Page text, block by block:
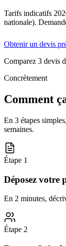
Tarifs indicatifs
nationale).
Obtenir un devis
Comparez 3 devis
Concrètement
Comment
En 3 étapes
semaines.
Étape 1
Déposez votre
En 2 minutes,
Étape 2